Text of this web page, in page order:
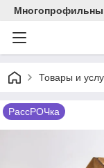
Товары и
РассРОЧка